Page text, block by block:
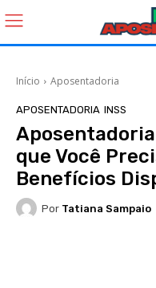
Início Aposentadoria
APOSENTADORIA INSS
Aposentadoria
que Você
Benefícios
Por Tatiana Sampaio